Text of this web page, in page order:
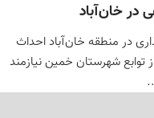
در خان‌آباد
در منطقه خان‌آباد احداث
توابع شهرستان خمین نیازمند